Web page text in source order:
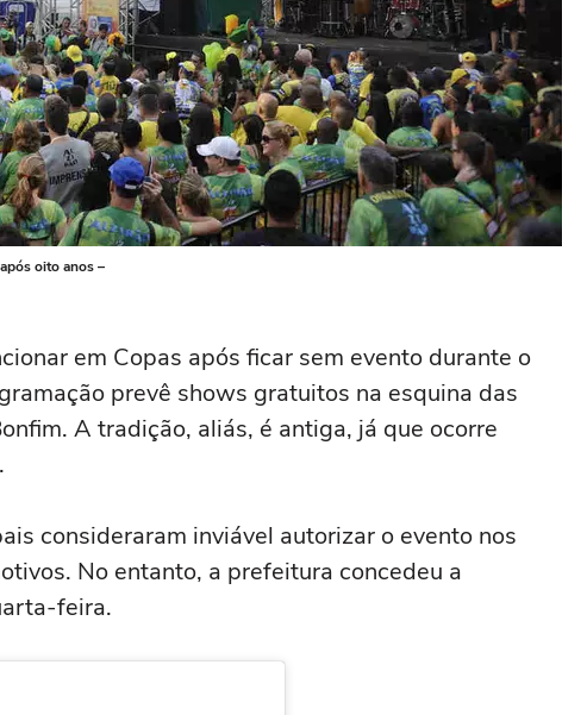
oito anos –
em Copas após ficar sem evento durante o
prevê shows gratuitos na esquina das
A tradição, aliás, é antiga, já que ocorre
consideraram inviável autorizar o evento nos
No entanto, a prefeitura concedeu a
feira.